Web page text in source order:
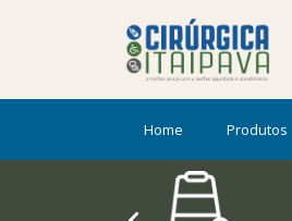
Home Produtos